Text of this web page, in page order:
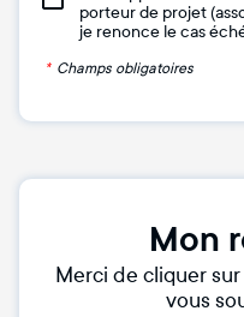
porteur de projet
je renonce le cas
* Champs obligatoires
Mon
Merci de cliquer
vous